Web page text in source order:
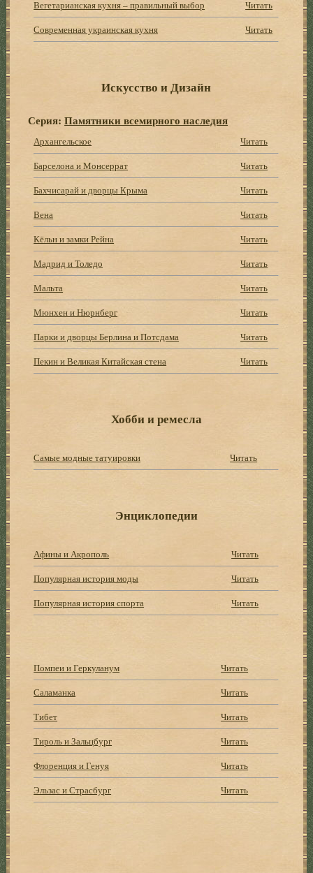
Вегетарианская кухня – правильный выбор
Читать
Современная украинская кухня
Читать
Искусство и Дизайн
Серия:Памятники всемирного наследия
Архангельское
Читать
Барселона и Монсеррат
Читать
Бахчисарай и дворцы Крыма
Читать
Вена
Читать
Кёльн и замки Рейна
Читать
Мадрид и Толедо
Читать
Мальта
Читать
Мюнхен и Нюрнберг
Читать
Парки и дворцы Берлина и Потсдама
Читать
Пекин и Великая Китайская стена
Читать
Хобби и ремесла
Самые модные татуировки Читать
Энциклопедии
Афины и Акрополь
Читать
Популярная история моды
Читать
Популярная история спорта
Читать
Помпеи и Геркуланум
Читать
Саламанка
Читать
Тибет
Читать
Тироль и Зальцбург
Читать
Флоренция и Генуя
Читать
Эльзас и Страсбург
Читать